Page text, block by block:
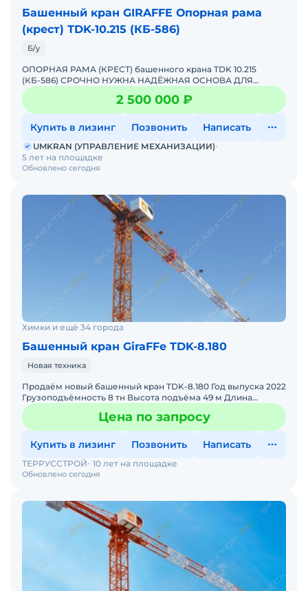
Башенный кран GIRAFFE Опорная рама
(крест) ТDK-10.215 (КБ-586)
Б/у
ОПОРНАЯ РАМА (КРЕСТ) башенного крана TDK 10.215
(КБ-586) СРОЧНО НУЖНА НАДЁЖНАЯ ОСНОВА ДЛЯ
КРАНА?Предлагаем готовое решение — опорную раму
(крест) для баше
2 500 000 ₽
Купить в лизинг Позвонить Написать
Обновлено сегодня
UMKRAN (УПРАВЛЕНИЕ МЕХАНИЗАЦИИ)
5 лет на площадке
Химки и ещё 34 города
Башенный кран GiraFFe TDK-8.180
Новая техника
Продаём новый башенный кран TDK-8.180 Год выпуска 2022
Грузоподъёмность 8 тн Высота подъёма 49 м Длина
стрелы 60 м В наличии.
Цена по запросу
Купить в лизинг Позвонить Написать
Обновлено сегодня
ТЕРРУССТРОЙ 10 лет на площадке